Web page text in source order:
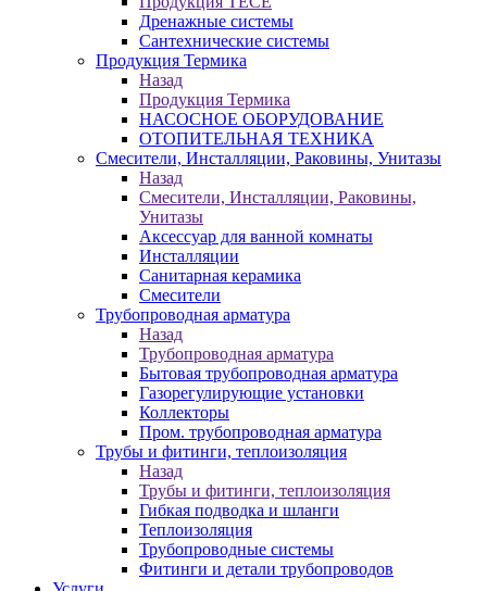
Дренажные системы
Сантехнические системы
Продукция Термика
Назад
Продукция Термика
НАСОСНОЕ ОБОРУДОВАНИЕ
ОТОПИТЕЛЬНАЯ ТЕХНИКА
Смесители, Инсталляции, Раковины, Унитазы
Назад
Смесители, Инсталляции, Раковины,
Унитазы
Аксессуар для ванной комнаты
Инсталляции
Санитарная керамика
Смесители
Трубопроводная арматура
Назад
Трубопроводная арматура
Бытовая трубопроводная арматура
Газорегулирующие установки
Коллекторы
Пром. трубопроводная арматура
Трубы и фитинги, теплоизоляция
Назад
Трубы и фитинги, теплоизоляция
Гибкая подводка и шланги
Теплоизоляция
Трубопроводные системы
Фитинги и детали трубопроводов